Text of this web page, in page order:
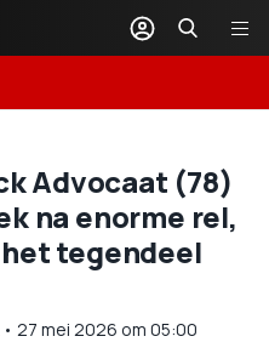
Advocaat (78)
na enorme rel,
tegendeel
• 27 mei 2026 om 05:00